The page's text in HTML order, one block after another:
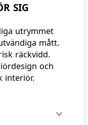
SIG
utrymmet
mått.
räckvidd.
och
interiör.